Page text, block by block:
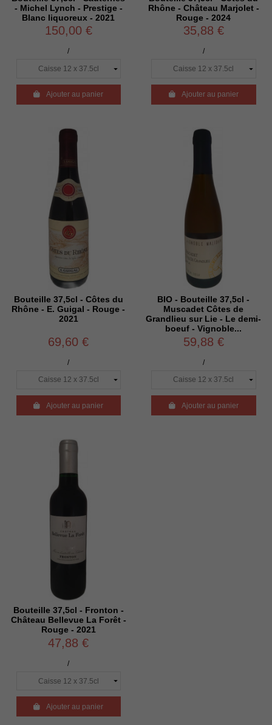
- Michel Lynch - Prestige -
Blanc liquoreux - 2021
150,00 €
/
Ajouter au panier
Rhône - Château Marjolet -
Rouge - 2024
35,88 €
/
Ajouter au panier
Bouteille 37,5cl - Côtes du
Rhône - E. Guigal - Rouge -
2021
69,60 €
/
Ajouter au panier
BIO - Bouteille 37,5cl -
Muscadet Côtes de
Grandlieu sur Lie - Le demi-
boeuf - Vignoble...
59,88 €
/
Ajouter au panier
Bouteille 37,5cl - Fronton -
Château Bellevue La Forêt -
Rouge - 2021
47,88 €
/
Ajouter au panier